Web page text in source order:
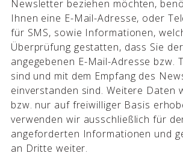
Newsletter beziehen möchten,
Ihnen eine E-Mail-Adresse, oder
für SMS, sowie Informationen,
Überprüfung gestatten, dass Sie
angegebenen E-Mail-Adresse bzw.
sind und mit dem Empfang des
einverstanden sind. Weitere Daten
bzw. nur auf freiwilliger Basis
verwenden wir ausschließlich für
angeforderten Informationen und
an Dritte weiter.